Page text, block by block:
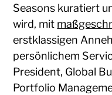
Seasons kuratiert
wird, mit
erstklassigen
persönlichem
President, Global
Portfolio